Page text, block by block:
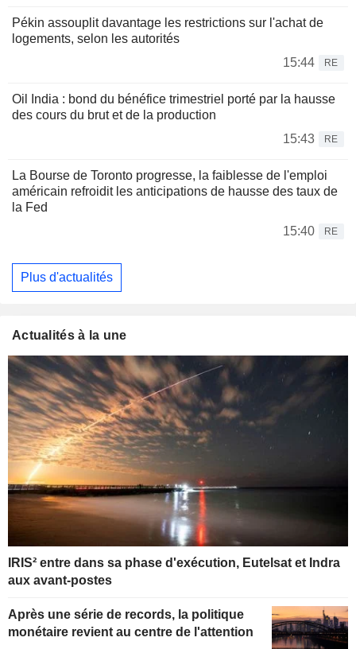
Pékin assouplit davantage les restrictions sur l'achat de
logements, selon les autorités
15:44
RE
Oil India : bond du bénéfice trimestriel porté par la hausse
des cours du brut et de la production
15:43
RE
La Bourse de Toronto progresse, la faiblesse de l'emploi
américain refroidit les anticipations de hausse des taux de
la Fed
15:40
RE
Plus d'actualités
Actualités à la une
IRIS² entre dans sa phase d'exécution, Eutelsat et Indra
aux avant-postes
Après une série de records, la politique
monétaire revient au centre de l'attention